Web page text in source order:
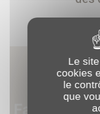
Le
cookies
le
que